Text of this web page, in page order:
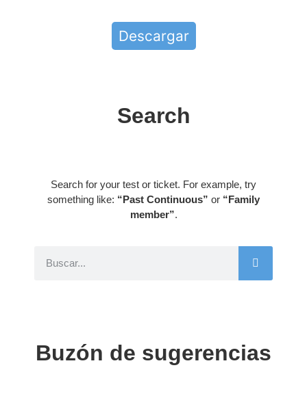
Descargar
Search
Search for your test or ticket. For example, try
something like: “Past Continuous” or “Family
member”.
Buzón de sugerencias